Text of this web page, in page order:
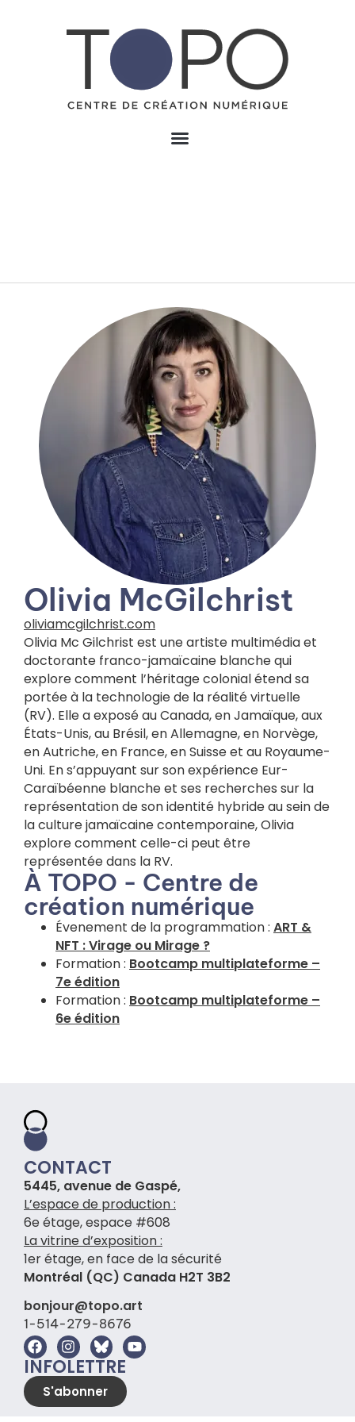
Olivia McGilchrist
oliviamcgilchrist.com
Olivia Mc Gilchrist est une artiste multimédia et
doctorante franco-jamaïcaine blanche qui
explore comment l’héritage colonial étend sa
portée à la technologie de la réalité virtuelle
(RV). Elle a exposé au Canada, en Jamaïque, aux
États-Unis, au Brésil, en Allemagne, en Norvège,
en Autriche, en France, en Suisse et au Royaume-
Uni. En s’appuyant sur son expérience Eur-
Caraïbéenne blanche et ses recherches sur la
représentation de son identité hybride au sein de
la culture jamaïcaine contemporaine, Olivia
explore comment celle-ci peut être
représentée dans la RV.
À TOPO - Centre de
création numérique
Évenement de la programmation : ART &
NFT : Virage ou Mirage ?
Formation : Bootcamp multiplateforme –
7e édition
Formation : Bootcamp multiplateforme –
6e édition
CONTACT
5445, avenue de Gaspé,
L’espace de production :
6e étage, espace #608
La vitrine d’exposition :
1er étage, en face de la sécurité
Montréal (QC) Canada H2T 3B2
bonjour@topo.art
1-514-279-8676
INFOLETTRE
S'abonner